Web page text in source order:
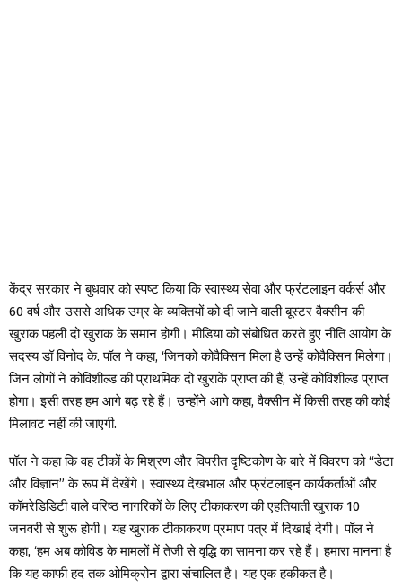
केंद्र सरकार ने बुधवार को स्पष्ट किया कि स्वास्थ्य सेवा और फ्रंटलाइन वर्कर्स और
60 वर्ष और उससे अधिक उम्र के व्यक्तियों को दी जाने वाली बूस्टर वैक्सीन की
खुराक पहली दो खुराक के समान होगी। मीडिया को संबोधित करते हुए नीति आयोग के
सदस्य डॉ विनोद के. पॉल ने कहा, ‘जिनको कोवैक्सिन मिला है उन्हें कोवैक्सिन मिलेगा।
जिन लोगों ने कोविशील्ड की प्राथमिक दो खुराकें प्राप्त की हैं, उन्हें कोविशील्ड प्राप्त
होगा। इसी तरह हम आगे बढ़ रहे हैं। उन्होंने आगे कहा, वैक्सीन में किसी तरह की कोई
मिलावट नहीं की जाएगी.
पॉल ने कहा कि वह टीकों के मिश्रण और विपरीत दृष्टिकोण के बारे में विवरण को “डेटा
और विज्ञान” के रूप में देखेंगे। स्वास्थ्य देखभाल और फ्रंटलाइन कार्यकर्ताओं और
कॉमरेडिडिटी वाले वरिष्ठ नागरिकों के लिए टीकाकरण की एहतियाती खुराक 10
जनवरी से शुरू होगी। यह खुराक टीकाकरण प्रमाण पत्र में दिखाई देगी। पॉल ने
कहा, ‘हम अब कोविड के मामलों में तेजी से वृद्धि का सामना कर रहे हैं। हमारा मानना ​​है
कि यह काफी हद तक ओमिक्रोन द्वारा संचालित है। यह एक हकीकत है।